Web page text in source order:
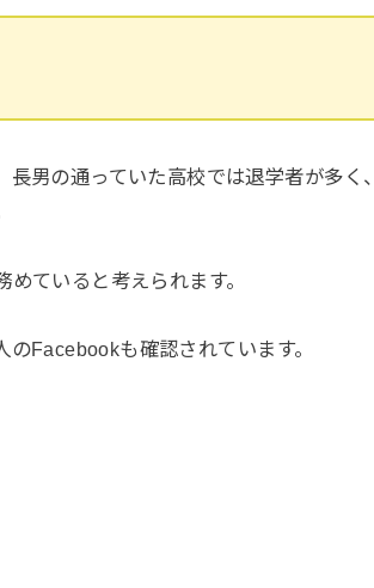
男の通っていた高校では退学者が多く、
ていると考えられます。
Facebookも確認されています。